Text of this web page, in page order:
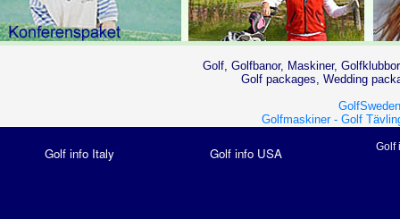
Golf, Golfbanor, Maskiner,
Golf packages, Wedding
Golfmaskiner - Golf
Golf info Italy Golf info USA Golf